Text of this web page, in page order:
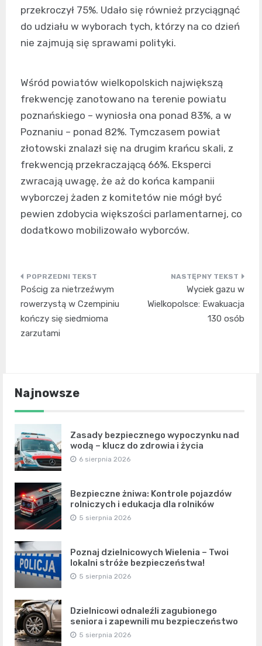
przekroczył 75%. Udało się również przyciągnąć
do udziału w wyborach tych, którzy na co dzień
nie zajmują się sprawami polityki.
Wśród powiatów wielkopolskich największą
frekwencję zanotowano na terenie powiatu
poznańskiego – wyniosła ona ponad 83%, a w
Poznaniu – ponad 82%. Tymczasem powiat
złotowski znalazł się na drugim krańcu skali, z
frekwencją przekraczającą 66%. Eksperci
zwracają uwagę, że aż do końca kampanii
wyborczej żaden z komitetów nie mógł być
pewien zdobycia większości parlamentarnej, co
dodatkowo mobilizowało wyborców.
Nawigacja
wpisu
Pościg za nietrzeźwym
rowerzystą w Czempiniu
kończy się siedmioma
zarzutami
Wyciek gazu w
Wielkopolsce: Ewakuacja
130 osób
Najnowsze
Zasady bezpiecznego wypoczynku nad
wodą – klucz do zdrowia i życia
6 sierpnia 2026
Bezpieczne żniwa: Kontrole pojazdów
rolniczych i edukacja dla rolników
5 sierpnia 2026
Poznaj dzielnicowych Wielenia – Twoi
lokalni stróże bezpieczeństwa!
5 sierpnia 2026
Dzielnicowi odnaleźli zagubionego
seniora i zapewnili mu bezpieczeństwo
5 sierpnia 2026